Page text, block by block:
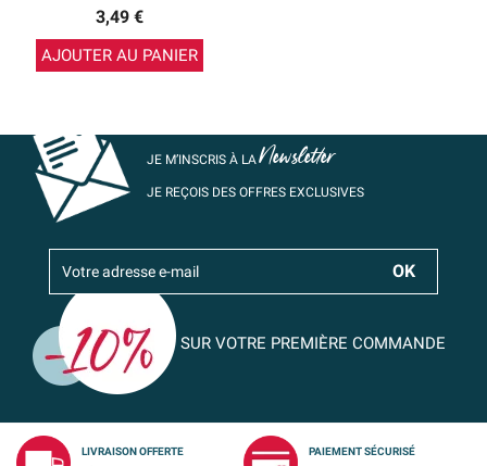
3,49 €
AJOUTER AU PANIER
JE M’INSCRIS À LANewsletter
JE REÇOIS DES OFFRES EXCLUSIVES
SUR VOTRE PREMIÈRE COMMANDE
LIVRAISON OFFERTE
PAIEMENT SÉCURISÉ